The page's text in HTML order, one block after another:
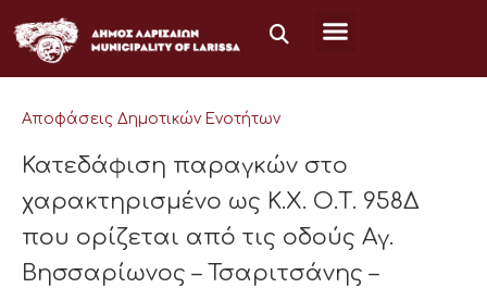
στο
περιεχόμενο
Αποφάσεις Δημοτικών Ενοτήτων
Κατεδάφιση παραγκών στο
χαρακτηρισμένο ως Κ.Χ. Ο.Τ. 958Δ
που ορίζεται από τις οδούς Αγ.
Βησσαρίωνος – Τσαριτσάνης –